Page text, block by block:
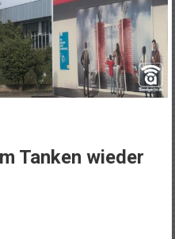
Tanken wieder